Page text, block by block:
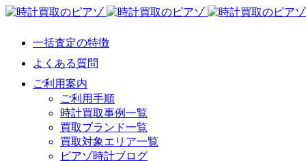
一括査定の特徴
よくある質問
ご利用案内
ご利用手順
時計買取事例一覧
買取ブランド一覧
買取対象エリア一覧
ピアゾ時計ブログ